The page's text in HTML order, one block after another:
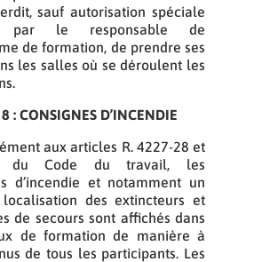
sauf autorisation spéciale
par le responsable de
de formation, de prendre ses
les salles où se déroulent les
: CONSIGNES D’INCENDIE
aux articles R. 4227-28 et
du Code du travail, les
d’incendie et notamment un
des extincteurs et
de secours sont affichés dans
de formation de manière à
de tous les participants. Les